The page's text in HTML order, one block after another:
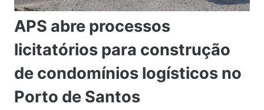
APS abre processos
licitatórios para construção
de condomínios logísticos no
Porto de Santos